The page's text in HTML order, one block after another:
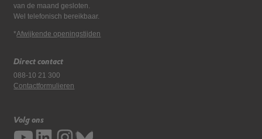
van de maand gesloten.
Wel telefonisch bereikbaar.
*Afwijkende openingstijden
Direct contact
088-10 21 300
Contactformulieren
Volg ons